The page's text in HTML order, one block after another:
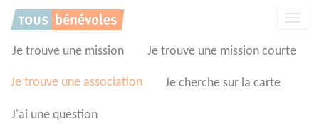
Je trouve une mission Je trouve une mission courte
Je trouve une association Je cherche sur la carte
J'ai une question
Panneau de gestion des cookies